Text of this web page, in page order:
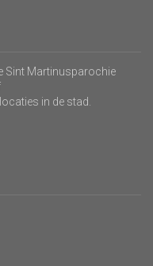
Sint Martinusparochie
in de stad.